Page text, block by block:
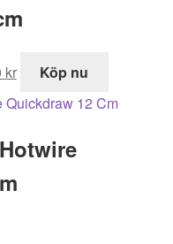
kr
nuvarande
priset
1
Köp nu